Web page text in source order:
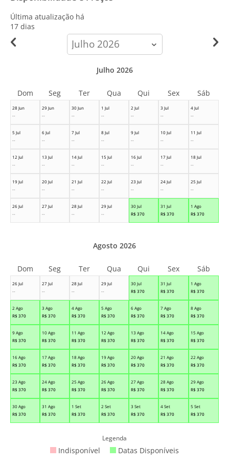
Última atualização há
17 dias
calendar-
month
28 Jun
--
29 Jun
--
30 Jun
--
1 Jul
--
2 Jul
--
3 Jul
--
4 Jul
--
5 Jul
--
6 Jul
--
7 Jul
--
8 Jul
--
9 Jul
--
10 Jul
--
11 Jul
--
12 Jul
--
13 Jul
--
14 Jul
--
15 Jul
--
16 Jul
--
17 Jul
--
18 Jul
--
19 Jul
--
20 Jul
--
21 Jul
--
22 Jul
--
23 Jul
--
24 Jul
--
25 Jul
--
26 Jul
--
27 Jul
--
28 Jul
--
29 Jul
--
30 Jul
R$ 370
31 Jul
R$ 370
1 Ago
R$ 370
Julho 2026
Dom Seg Ter Qua Qui Sex Sáb
26 Jul
--
27 Jul
--
28 Jul
--
29 Jul
--
30 Jul
R$ 370
31 Jul
R$ 370
1 Ago
R$ 370
2 Ago
R$ 370
3 Ago
R$ 370
4 Ago
R$ 370
5 Ago
R$ 370
6 Ago
R$ 370
7 Ago
R$ 370
8 Ago
R$ 370
9 Ago
R$ 370
10 Ago
R$ 370
11 Ago
R$ 370
12 Ago
R$ 370
13 Ago
R$ 370
14 Ago
R$ 370
15 Ago
R$ 370
16 Ago
R$ 370
17 Ago
R$ 370
18 Ago
R$ 370
19 Ago
R$ 370
20 Ago
R$ 370
21 Ago
R$ 370
22 Ago
R$ 370
23 Ago
R$ 370
24 Ago
R$ 370
25 Ago
R$ 370
26 Ago
R$ 370
27 Ago
R$ 370
28 Ago
R$ 370
29 Ago
R$ 370
30 Ago
R$ 370
31 Ago
R$ 370
1 Set
R$ 370
2 Set
R$ 370
3 Set
R$ 370
4 Set
R$ 370
5 Set
R$ 370
Agosto 2026
Dom Seg Ter Qua Qui Sex Sáb
Legenda
Indisponível Datas Disponíveis